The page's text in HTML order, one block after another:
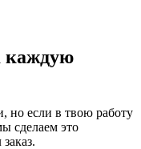
каждую
но если в твою работу
сделаем это